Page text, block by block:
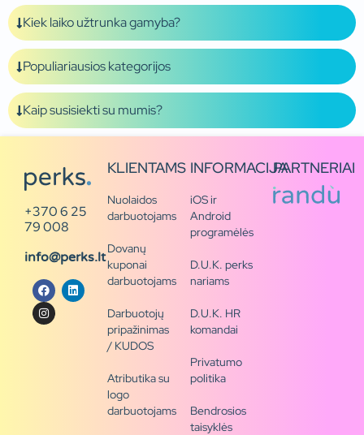
Kiek laiko užtrunka gamyba?
Populiariausios kategorijos
Kaip susisiekti su mumis?
+370 6 25
79 008
info@perks.lt
KLIENTAMS
Nuolaidos
darbuotojams
Dovanų
kuponai
darbuotojams
Darbuotojų
pripažinimas
/ KUDOS
Atributika su
logo
darbuotojams
INFORMACIJA
iOS ir
Android
programėlės
D.U.K. perks
nariams
D.U.K. HR
komandai
Privatumo
politika
Bendrosios
taisyklės
PARTNERIAI